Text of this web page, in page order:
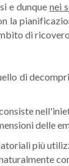
e dunque nei
la
di
di
delle
più